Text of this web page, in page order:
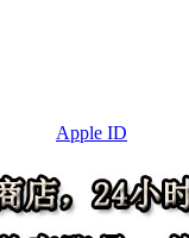
Apple ID